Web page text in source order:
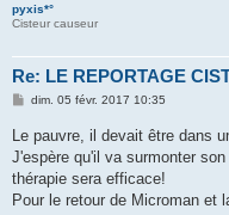
pyxis*°
Cisteur causeur
Re: LE REPORTAGE
M
s
a
g
e
dim. 05 févr. 2017 10:35
Le pauvre, il devait être dans
J'espère qu'il va surmonter
thérapie sera efficace!
Pour le retour de Microman et